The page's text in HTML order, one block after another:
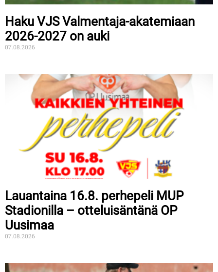
Haku VJS Valmentaja-akatemiaan
2026-2027 on auki
07.08.2026
Lauantaina 16.8. perhepeli MUP
Stadionilla – otteluisäntänä OP
Uusimaa
07.08.2026